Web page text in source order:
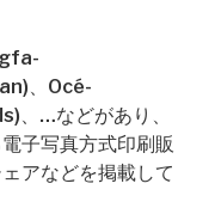
、Océ-
…などがあり、
子写真方式印刷販
アなどを掲載して